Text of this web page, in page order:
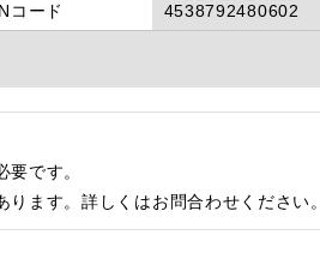
コード 4538792480602
です。
ます。詳しくはお問合わせください。